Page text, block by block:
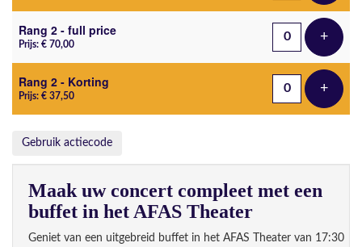
Rang 2 - full price
Prijs: € 70,00 +Voeg
Rang 2 - Korting
Prijs: € 37,50 +Voeg
Gebruik actiecode
Maak uw concert compleet met een
buffet in het AFAS Theater
Geniet van een uitgebreid buffet in het AFAS Theater van 17:30